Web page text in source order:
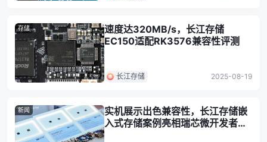
存储
速度达320MB/s，长江存储
EC150适配RK3576兼容性评测
长江存储 2025-08-19
新闻
实机展示出色兼容性，长江存储嵌
入式存储案例亮相瑞芯微开发者大